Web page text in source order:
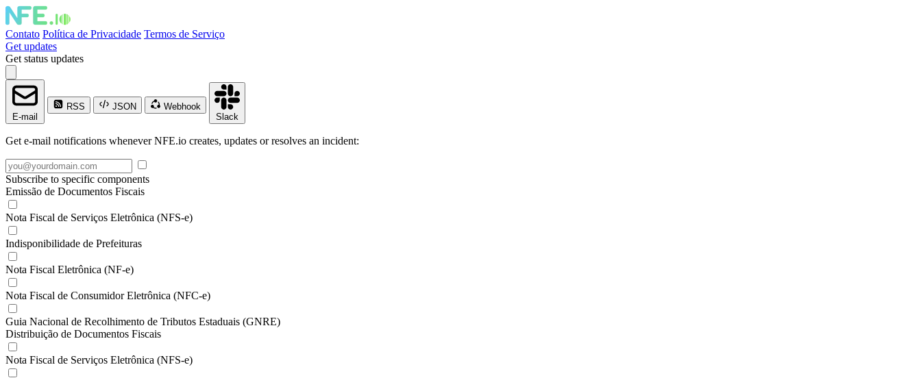
Contato Política de Privacidade Termos de Serviço
Get updates
Get status updates
E-mail
RSS JSON
Webhook
Slack
Get e-mail notifications whenever NFE.io creates, updates or resolves an incident:
Subscribe to specific components
Emissão de Documentos Fiscais
Nota Fiscal de Serviços Eletrônica (NFS-e)
Indisponibilidade de Prefeituras
Nota Fiscal Eletrônica (NF-e)
Nota Fiscal de Consumidor Eletrônica (NFC-e)
Guia Nacional de Recolhimento de Tributos Estaduais (GNRE)
Distribuição de Documentos Fiscais
Nota Fiscal de Serviços Eletrônica (NFS-e)